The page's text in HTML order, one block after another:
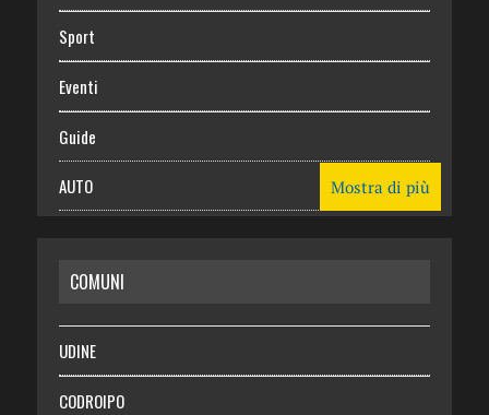
Sport
Eventi
Guide
AUTO
RISPARMIO
SALUTE
Necrologie
Mostra di più
COMUNI
UDINE
CODROIPO